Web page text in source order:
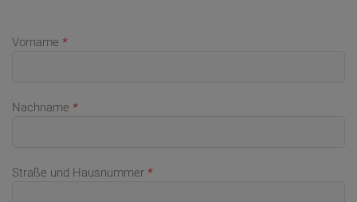
Vorname *
Nachname *
Straße und Hausnummer *